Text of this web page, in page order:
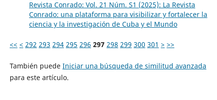
Revista Conrado: Vol. 21 Núm. S1 (2025): La Revista
Conrado: una plataforma para visibilizar y fortalecer la
ciencia y la investigación de Cuba y el Mundo
<< < 292 293 294 295 296 297 298 299 300 301 > >>
También puede Iniciar una búsqueda de similitud avanzada
para este artículo.